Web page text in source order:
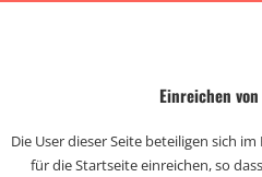
Einreichen
Die User dieser Seite beteiligen sich
für die Startseite einreichen, so